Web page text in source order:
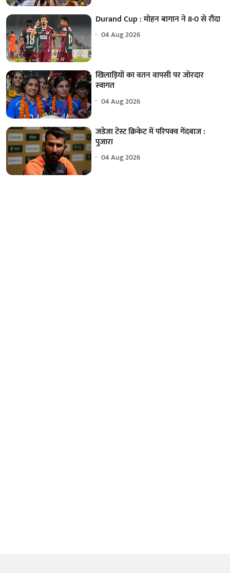
Durand Cup : मोहन बागान ने 8-0 से रौंदा
04 Aug 2026
खिलाड़ियों का वतन वापसी पर जोरदार
स्वागत
04 Aug 2026
जडेजा टेस्ट क्रिकेट में परिपक्व गेंदबाज :
पुजारा
04 Aug 2026